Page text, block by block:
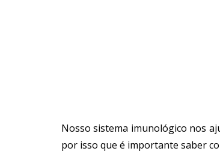
Nosso sistema imunológico nos
por isso que é importante saber